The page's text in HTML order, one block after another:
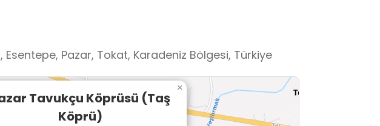
Esentepe, Pazar, Tokat, Karadeniz Bölgesi, Türkiye
Tavukçu Köprüsü (Taş
Köprü)
×